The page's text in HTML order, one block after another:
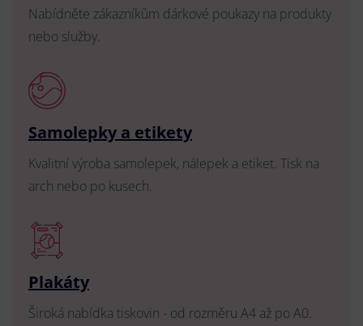
Nabídněte zákazníkům dárkové poukazy na produkty
nebo služby.
Samolepky a etikety
Kvalitní výroba samolepek, nálepek a etiket. Tisk na
arch nebo po kusech.
Plakáty
Široká nabídka tiskovin - od rozměru A4 až po A0.